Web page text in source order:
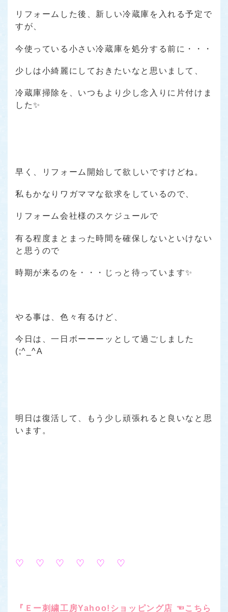
リフォームした後、新しい冷蔵庫を入れる予定で
すが、
今使っている小さい冷蔵庫を処分する前に・・・
少しは小綺麗にしておきたいなと思いまして、
冷蔵庫掃除を、いつもより少し念入りに片付けま
した✨
早く、リフォーム開始して欲しいですけどね。
私もかなりワガママな欲求をしているので、
リフォーム会社様のスケジュールで
有る程度まとまった時間を確保しないといけない
と思うので
時期が来るのを・・・じっと待っています✨
やる事は、色々有るけど、
今日は、一日ボーーーッとして過ごしました
(;^_^A
明日は復活して、もう少し頑張れると良いなと思
います。
♡ ♡ ♡ ♡ ♡ ♡
『Ｅー刺繍工房Yahoo!ショッピング店 ☜こちら